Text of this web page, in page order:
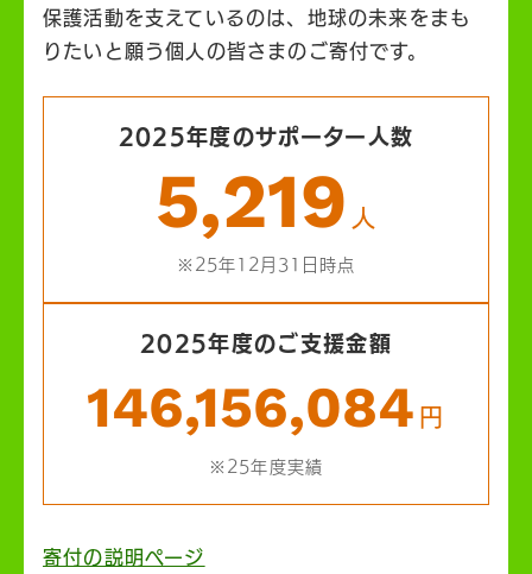
保護活動を支えているのは、地球の未来をまも
りたいと願う個人の皆さまのご寄付です。
2025年度のサポーター人数
5,219 人
※25年12月31日時点
2025年度のご支援金額
146,156,084 円
※25年度実績
寄付の説明ページ